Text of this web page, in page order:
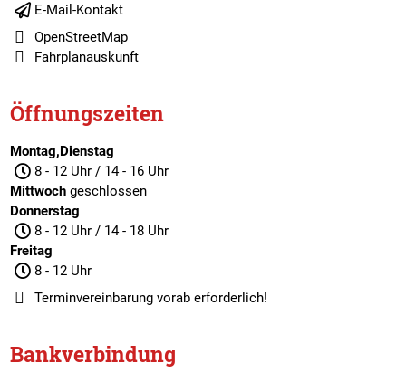
E-Mail-Kontakt
OpenStreetMap
Fahrplanauskunft
Öffnungszeiten
Montag,Dienstag
8 - 12 Uhr / 14 - 16 Uhr
Mittwochgeschlossen
Donnerstag
8 - 12 Uhr / 14 - 18 Uhr
Freitag
8 - 12 Uhr
Terminvereinbarungvorab erforderlich!
Bankverbindung